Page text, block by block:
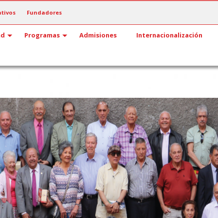
Fundadores
Programas Admisiones Internacionalización